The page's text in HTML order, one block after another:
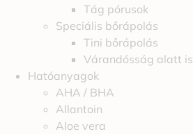
Tág pórusok
Speciális bőrápolás
Tini bőrápolás
Várandósság alatt is
Hatóanyagok
AHA / BHA
Allantoin
Aloe vera